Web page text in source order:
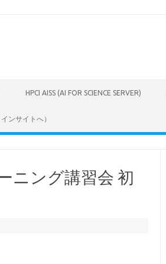
HPCI AISS (AI FOR SCIENCE SERVER)
ンサイトへ）
ニング講習会 初